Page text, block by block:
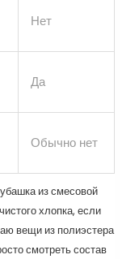
Нет
Да
Обычно нет
из смесовой
хлопка, если
вещи из полиэстера
смотреть состав